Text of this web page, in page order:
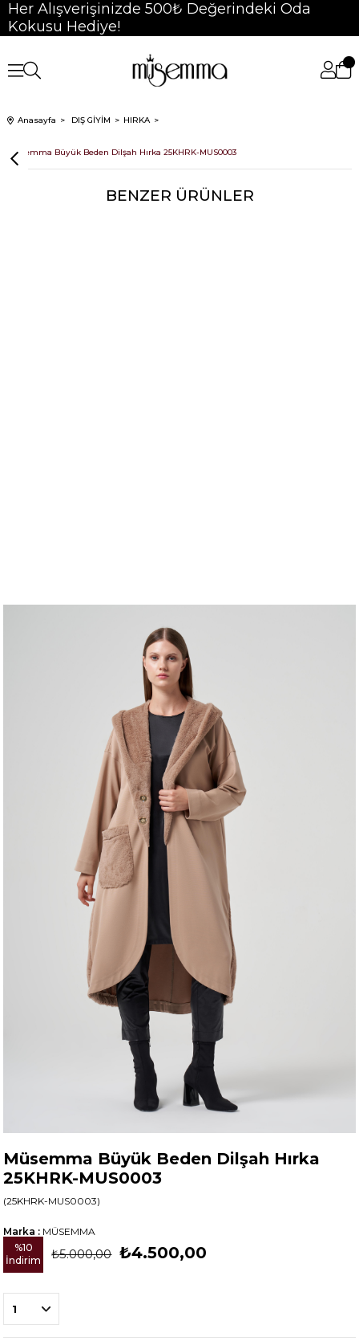
Her Alışverişinizde 500₺ Değerindeki Oda
Kokusu Hediye!
Anasayfa DIŞ GİYİM HIRKA
Müsemma Büyük Beden Dilşah Hırka 25KHRK-MUS0003
BENZER ÜRÜNLER
Müsemma Büyük Beden Dilşah Hırka
25KHRK-MUS0003
(25KHRK-MUS0003)
Marka : MÜSEMMA
%10
İndirim
₺5.000,00 ₺4.500,00